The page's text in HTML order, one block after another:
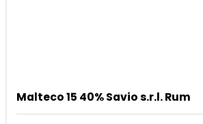
Malteco 15 40% Savio s.r.l. Rum